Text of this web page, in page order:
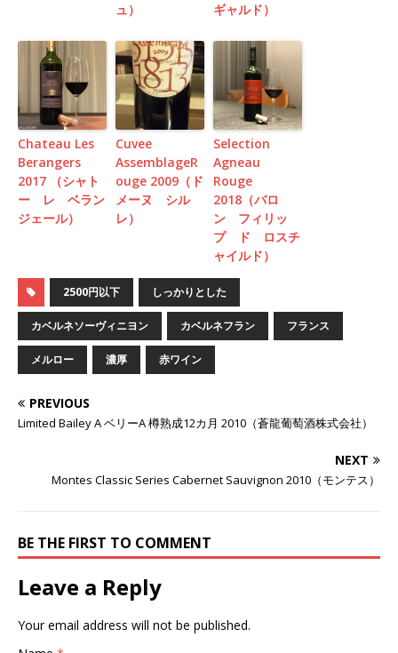
ュ）
ギャルド）
Chateau Les
Berangers
2017 （シャト
ー レ ベラン
ジェール）
Cuvee
AssemblageR
ouge 2009（ド
メーヌ シル
レ）
Selection
Agneau
Rouge
2018（バロ
ン フィリッ
プ ド ロスチ
ャイルド）
2500円以下 しっかりとした
カベルネソーヴィニヨン カベルネフラン フランス
メルロー 濃厚 赤ワイン
PREVIOUS
Limited Bailey A ベリーA 樽熟成12カ月 2010（蒼龍葡萄酒株式会社）
NEXT
Montes Classic Series Cabernet Sauvignon 2010（モンテス）
BE THE FIRST TO COMMENT
Leave a Reply
Your email address will not be published.